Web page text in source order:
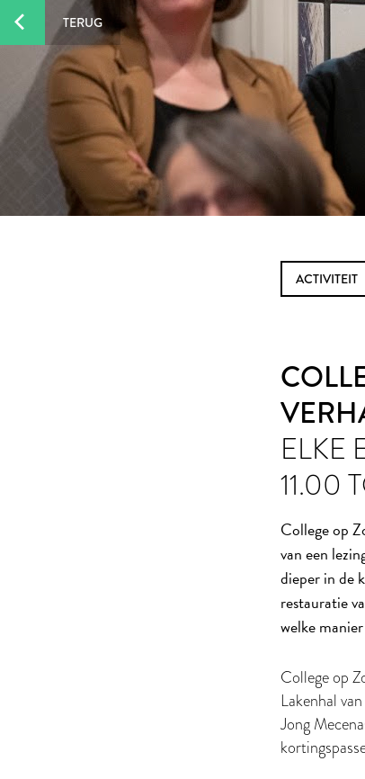
TERUG
ACTIVITEIT
ELKE
11.00
College op
van een
dieper in de
restauratie
welke
College op
Lakenhal
Jong